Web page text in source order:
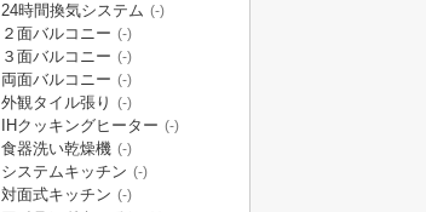
24時間換気システム (-)
２面バルコニー (-)
３面バルコニー (-)
両面バルコニー (-)
外観タイル張り (-)
IHクッキングヒーター (-)
食器洗い乾燥機 (-)
システムキッチン (-)
対面式キッチン (-)